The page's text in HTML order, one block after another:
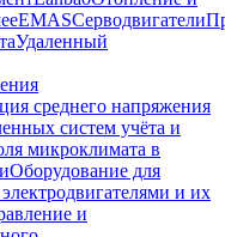
EMASCерводвигатели
Удаленный
среднего напряжения
систем учёта и
микроклимата в
Оборудование для
и их
и